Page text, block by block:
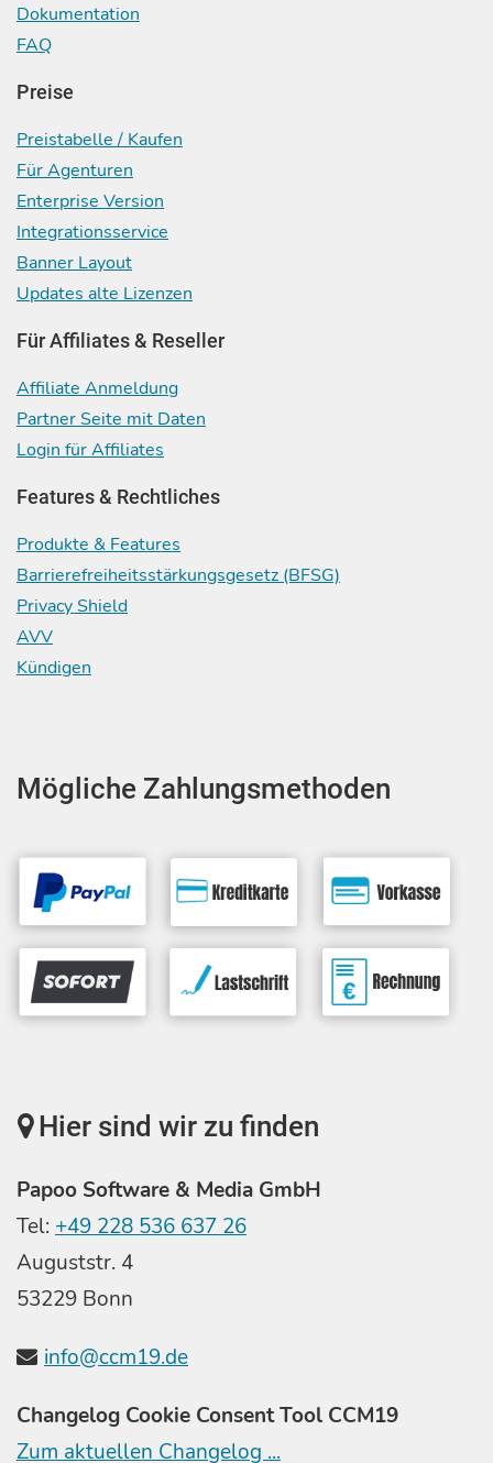
Dokumentation
FAQ
Preise
Preistabelle / Kaufen
Für Agenturen
Enterprise Version
Integrationsservice
Banner Layout
Updates alte Lizenzen
Für Affiliates & Reseller
Affiliate Anmeldung
Partner Seite mit Daten
Login für Affiliates
Features & Rechtliches
Produkte & Features
Barrierefreiheitsstärkungsgesetz (BFSG)
Privacy Shield
AVV
Kündigen
Mögliche Zahlungsmethoden
Hier sind wir zu finden
Papoo Software & Media GmbH
Tel: +49 228 536 637 26
Auguststr. 4
53229 Bonn
info@ccm19.de
Changelog Cookie Consent Tool CCM19
Zum aktuellen Changelog ...